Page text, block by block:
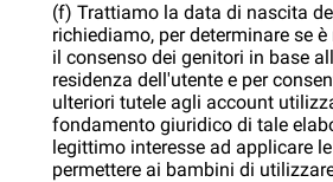
(f) Trattiamo la data di nascita
richiediamo, per determinare se
il consenso dei genitori in base
residenza dell'utente e per
ulteriori tutele agli account
fondamento giuridico di tale
legittimo interesse ad applicare
permettere ai bambini di